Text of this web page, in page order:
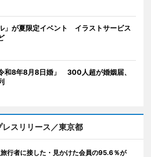
」が夏限定イベント イラストサービス
和8年8月8日婚」 300人超が婚姻届、
レスリリース／東京都
行者に接した・見かけた会員の95.6％が